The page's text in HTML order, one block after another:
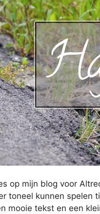
op mijn blog voor
toneel kunnen spelen
mooie tekst en een